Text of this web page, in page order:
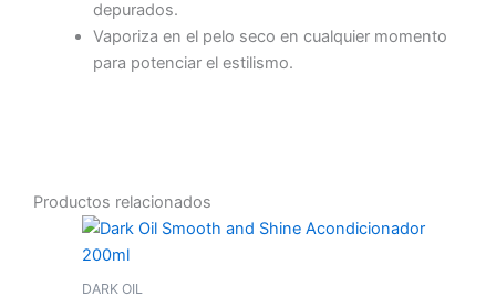
depurados.
Vaporiza en el pelo seco en cualquier momento
para potenciar el estilismo.
Productos relacionados
DARK OIL